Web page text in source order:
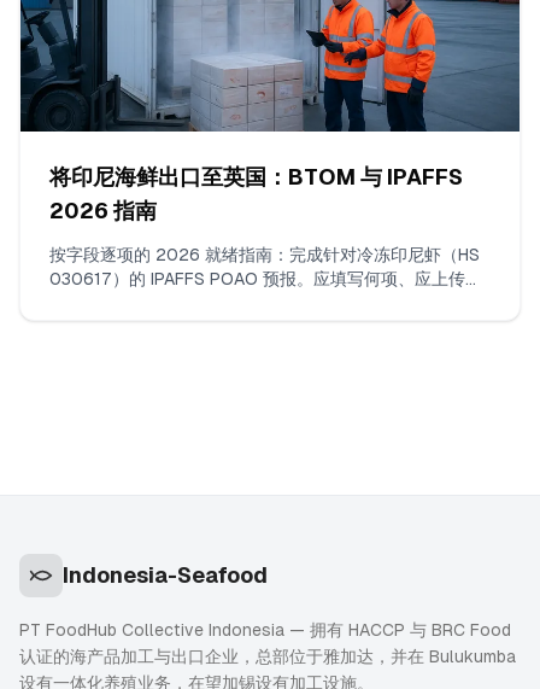
将印尼海鲜出口至英国：BTOM 与 IPAFFS
2026 指南
按字段逐项的 2026 就绪指南：完成针对冷冻印尼虾（HS
030617）的 IPAFFS POAO 预报。应填写何项、应上传哪
Indonesia-Seafood
PT FoodHub Collective Indonesia — 拥有 HACCP 与 BRC Food
认证的海产品加工与出口企业，总部位于雅加达，并在 Bulukumba
设有一体化养殖业务，在望加锡设有加工设施。